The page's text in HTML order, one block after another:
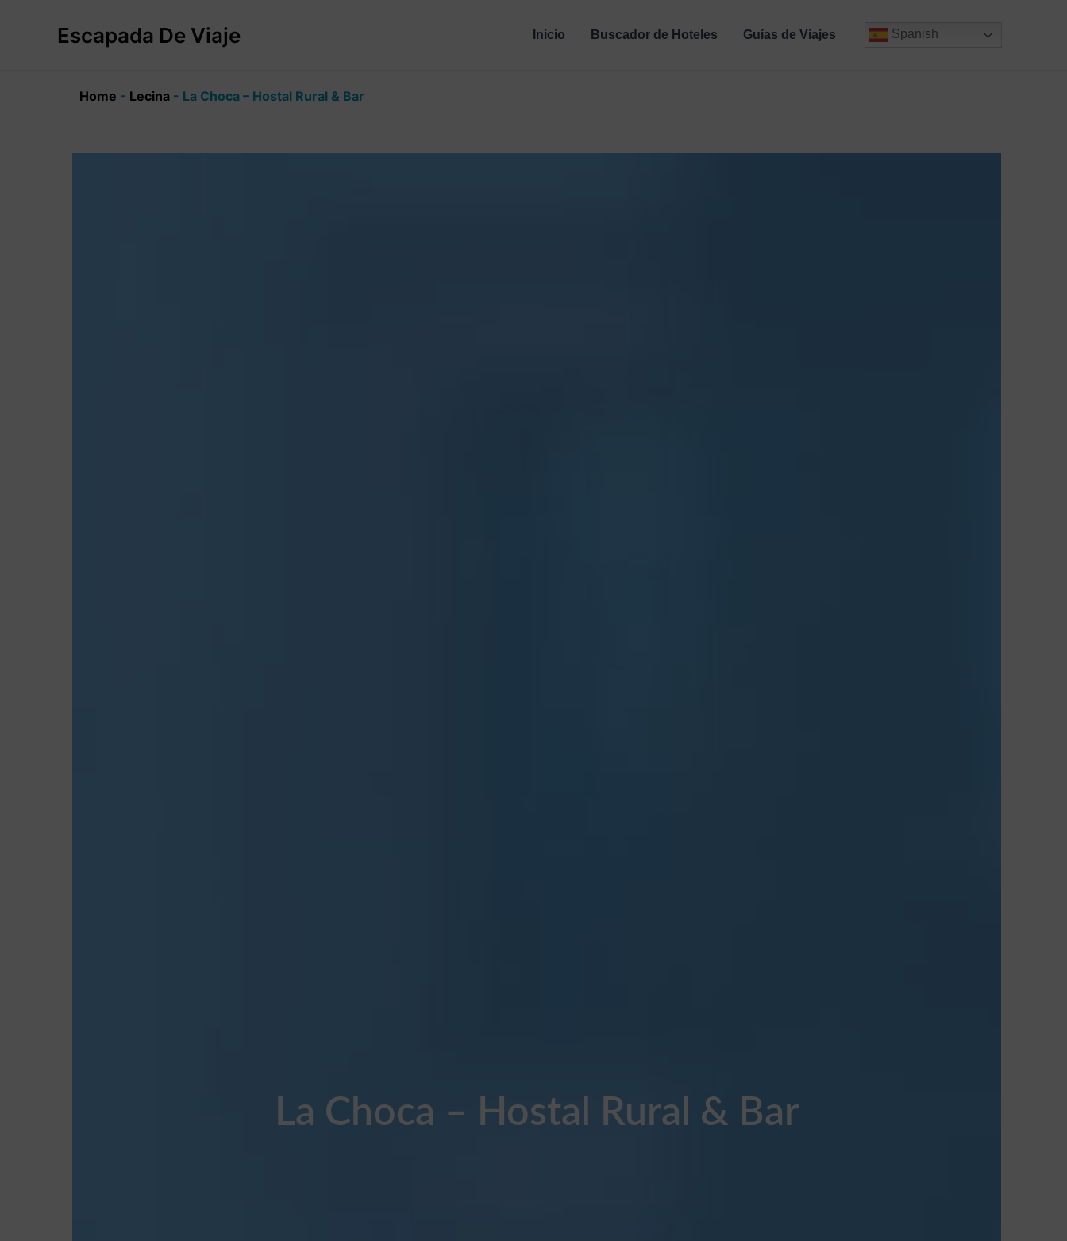
Escapada De Viaje Inicio Buscador de Hoteles Guías de Viajes Spanish
Home - Lecina - La Choca – Hostal Rural & Bar
La Choca – Hostal Rural & Bar